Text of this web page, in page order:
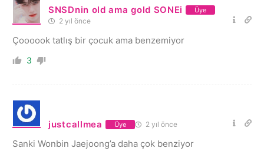
SNSDnin old ama gold SONEi Üye
2 yıl önce
Çoooook tatlış bir çocuk ama benzemiyor
3
justcallmea Üye 2 yıl önce
Sanki Wonbin Jaejoong’a daha çok benziyor